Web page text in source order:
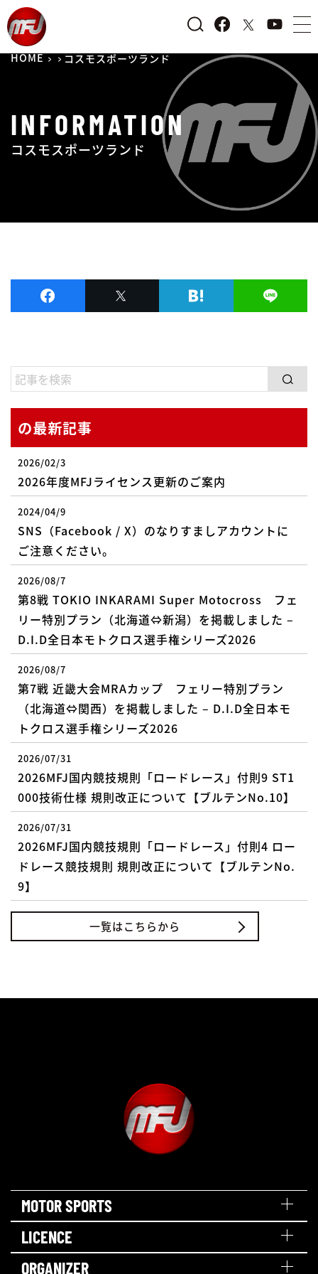
HOME コスモスポーツランド
INFORMATION
コスモスポーツランド
の最新記事
2026/02/3
2026年度MFJライセンス更新のご案内
2024/04/9
SNS（Facebook / X）のなりすましアカウントに
ご注意ください。
2026/08/7
第8戦 TOKIO INKARAMI Super Motocross フェ
リー特別プラン（北海道⇔新潟）を掲載しました –
D.I.D全日本モトクロス選手権シリーズ2026
2026/08/7
第7戦 近畿大会MRAカップ フェリー特別プラン
（北海道⇔関西）を掲載しました – D.I.D全日本モ
トクロス選手権シリーズ2026
2026/07/31
2026MFJ国内競技規則「ロードレース」付則9 ST1
000技術仕様 規則改正について【ブルテンNo.10】
2026/07/31
2026MFJ国内競技規則「ロードレース」付則4 ロー
ドレース競技規則 規則改正について【ブルテンNo.
9】
一覧はこちらから
MOTOR SPORTS
LICENCE
ORGANIZER